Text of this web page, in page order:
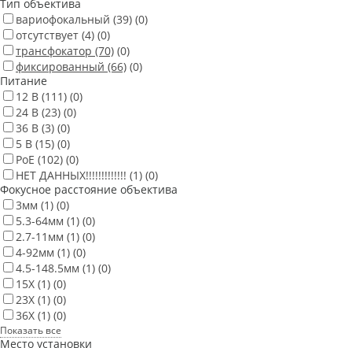
Тип объектива
вариофокальный (39) (0)
отсутствует (4) (0)
трансфокатор (70) (0)
фиксированный (66) (0)
Питание
12 В (111) (0)
24 В (23) (0)
36 В (3) (0)
5 В (15) (0)
PoE (102) (0)
НЕТ ДАННЫХ!!!!!!!!!!!!! (1) (0)
Фокусное расстояние объектива
3мм (1) (0)
5.3-64мм (1) (0)
2.7-11мм (1) (0)
4-92мм (1) (0)
4.5-148.5мм (1) (0)
15X (1) (0)
23X (1) (0)
36X (1) (0)
Показать все
Место установки